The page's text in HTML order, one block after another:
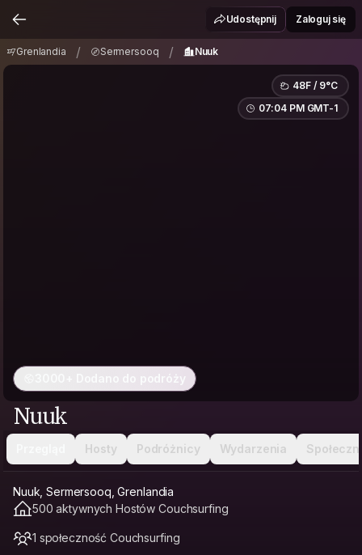
/ Nuuk
Udostępnij Zaloguj się
Grenlandia / Sermersooq / Nuuk
48F / 9°C
07:04 PM GMT-1
3000+ Dodano do podróży
Nuuk
Hosty Podróżnicy Wydarzenia
Nuuk, Sermersooq, Grenlandia
500 aktywnych Hostów Couchsurfing
1 społeczność Couchsurfing